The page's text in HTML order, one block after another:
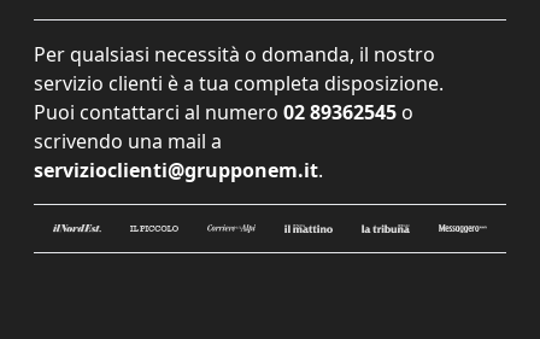
Per qualsiasi necessità o domanda, il nostro
servizio clienti è a tua completa disposizione.
Puoi contattarci al numero 02 89362545 o
scrivendo una mail a
servizioclienti@grupponem.it.